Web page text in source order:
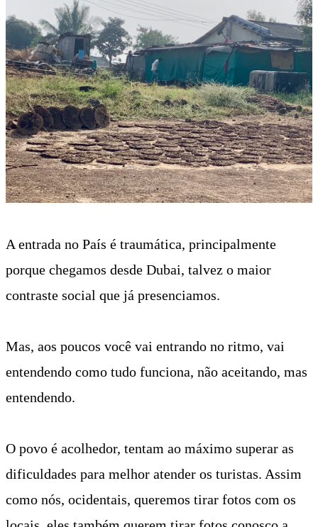
A entrada no País é traumática, principalmente
porque chegamos desde Dubai, talvez o maior
contraste social que já presenciamos.
Mas, aos poucos você vai entrando no ritmo, vai
entendendo como tudo funciona, não aceitando, mas
entendendo.
O povo é acolhedor, tentam ao máximo superar as
dificuldades para melhor atender os turistas. Assim
como nós, ocidentais, queremos tirar fotos com os